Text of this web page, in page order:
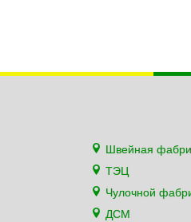
Швейная
ТЭЦ
Чулочной
ДСМ